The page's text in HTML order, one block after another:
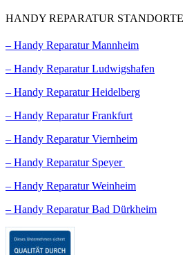
HANDY REPARATUR STANDORTE
– Handy Reparatur Mannheim
– Handy Reparatur Ludwigshafen
– Handy Reparatur Heidelberg
– Handy Reparatur Frankfurt
– Handy Reparatur Viernheim
– Handy Reparatur Speyer
– Handy Reparatur Weinheim
– Handy Reparatur Bad Dürkheim